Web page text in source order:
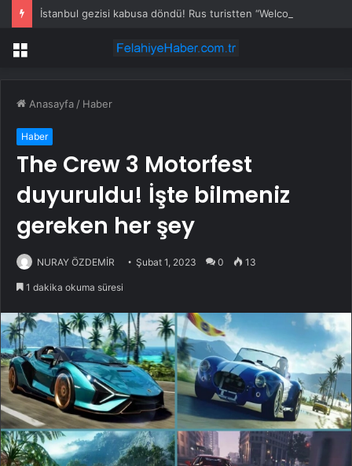
Menü
Anasayfa / Haber
Haber
The Crew 3 Motorfest
duyuruldu! İşte bilmeniz
gereken her şey
NURAY ÖZDEMİR Şubat 1, 2023 0 13
1 dakika okuma süresi